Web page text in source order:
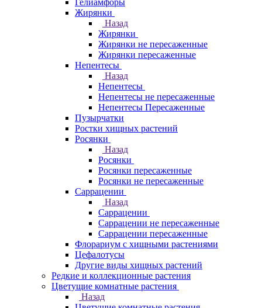
Гелиамфоры
Жирянки
Назад
Жирянки
Жирянки не пересаженные
Жирянки пересаженные
Непентесы
Назад
Непентесы
Непентесы не пересаженные
Непентесы Пересаженные
Пузырчатки
Ростки хищных растений
Росянки
Назад
Росянки
Росянки пересаженные
Росянки не пересаженные
Саррацении
Назад
Саррацении
Саррацении не пересаженные
Саррацении пересаженные
Флорариум с хищными растениями
Цефалотусы
Другие виды хищных растений
Редкие и коллекционные растения
Цветущие комнатные растения
Назад